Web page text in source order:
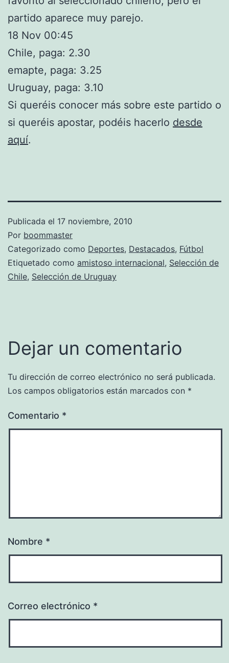
partido aparece muy parejo.
18 Nov 00:45
Chile, paga: 2.30
emapte, paga: 3.25
Uruguay, paga: 3.10
Si queréis conocer más sobre este partido o
si queréis apostar, podéis hacerlo desde
aquí.
Publicada el 17 noviembre, 2010
Por boommaster
Categorizado como Deportes, Destacados, Fútbol
Etiquetado como amistoso internacional, Selección de
Chile, Selección de Uruguay
Dejar un comentario
Tu dirección de correo electrónico no será publicada.
Los campos obligatorios están marcados con *
Comentario *
Nombre *
Correo electrónico *